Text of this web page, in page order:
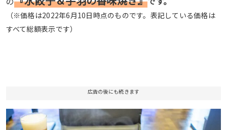
（※価格は2022年6月10日時点のものです。表記している価格は
すべて総額表示です）
広告の後にも続きます